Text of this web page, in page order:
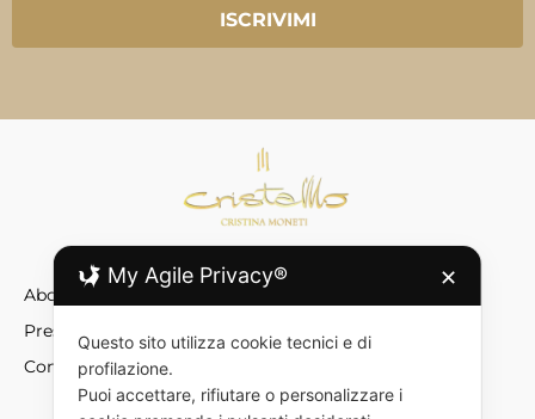
ISCRIVIMI
About
Press
Contatti
My Agile Privacy® ✕
Questo sito utilizza cookie tecnici e di
profilazione.
Puoi accettare, rifiutare o personalizzare i